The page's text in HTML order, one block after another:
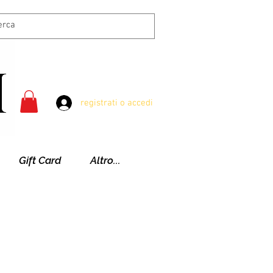
registrati o accedi
Gift Card Altro...